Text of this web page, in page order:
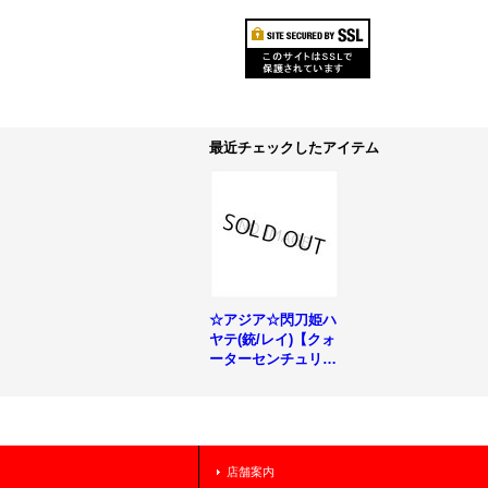
最近チェックしたアイテム
☆アジア☆閃刀姫ハ
ヤテ(銃/レイ)【クォ
ーターセンチュリー
店舗案内